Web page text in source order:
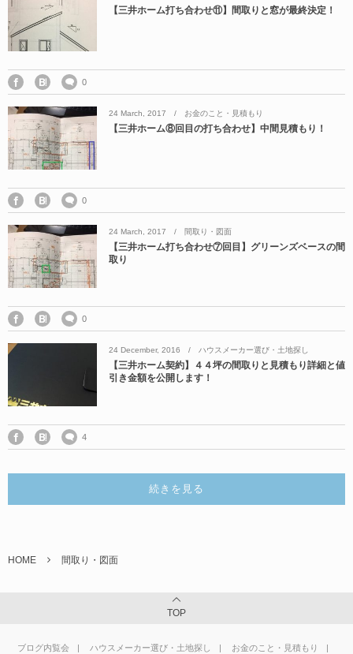
【三井ホーム打ち合わせ⑪】間取りと窓が最終決定！
0
24 March 2017 お金のこと・見積もり
【三井ホーム⑧回目の打ち合わせ】中間見積もり！
0
24 March 2017 間取り・図面
【三井ホーム打ち合わせ⑦回目】グリーンズベースの間
取り
0
24 December, 2016 ハウスメーカー選び・土地探し
【三井ホーム契約】４４坪の間取りと見積もり詳細と値
引き金額を公開します！
4
続きを見る
HOME 間取り・図面
TOP
ブログ内覧会 ハウスメーカー選び・土地探し お金のこと・見積もり